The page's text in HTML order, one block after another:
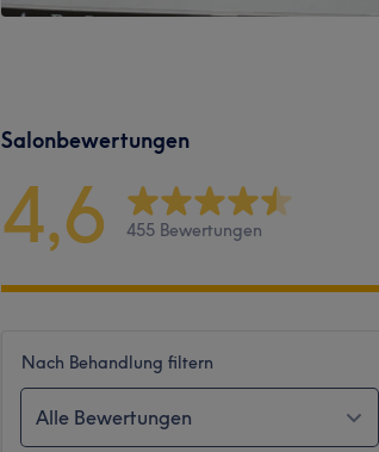
Salonbewertungen
4,6 455 Bewertungen
Nach Behandlung filtern
Alle Bewertungen